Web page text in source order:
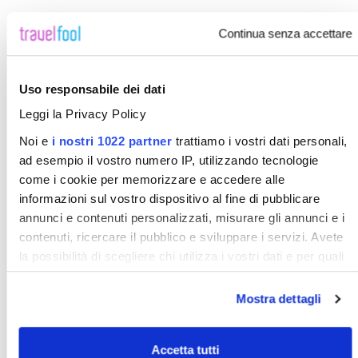
Continua senza accettare
Uso responsabile dei dati
Leggi la Privacy Policy
Noi e i nostri 1022 partnertrattiamo i vostri dati personali,
ad esempio il vostro numero IP, utilizzando tecnologie
come i cookie per memorizzare e accedere alle
informazioni sul vostro dispositivo al fine di pubblicare
annunci e contenuti personalizzati, misurare gli annunci e i
contenuti, ricercare il pubblico e sviluppare i servizi. Avete
la possibilità di scegliere chi utilizza i vostri dati e per quali
scopi. Le vostre scelte in materia di privacy sono applicabili
solo su questa proprietà digitale in cui avete effettuato le
consenso in qualsiasi momento dalla Dichiarazione sui
cookie o facendo clic sull'icona di attivazione della privacy.
Mostra dettagli
Accetta tutti